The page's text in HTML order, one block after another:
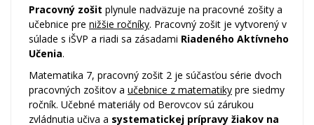
Pracovný zošit plynule nadväzuje na pracovné zošity a
učebnice pre nižšie ročníky. Pracovný zošit je vytvorený v
súlade s iŠVP a riadi sa zásadami Riadeného Aktívneho
Učenia.
Matematika 7, pracovný zošit 2 je súčasťou série dvoch
pracovných zošitov a učebnice z matematiky pre siedmy
ročník. Učebné materiály od Berovcov sú zárukou
zvládnutia učiva a systematickej prípravy žiakov na